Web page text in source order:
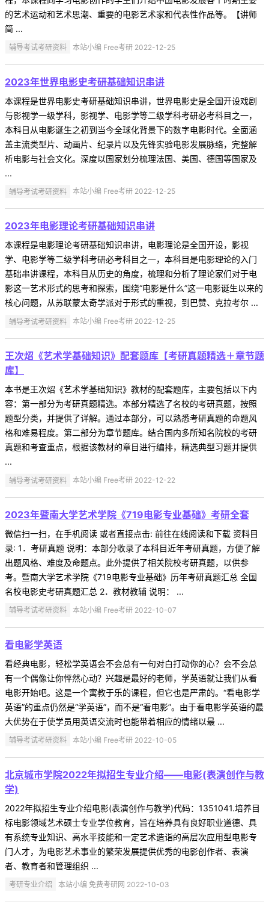
的艺术运动和艺术思潮、重要的电影艺术家和代表性作品等。【讲师
简 ...
辅导考试考研资料 本站小编 Free考研 2022-12-25
2023年世界电影史考研基础知识串讲
本课程是世界电影史考研基础知识串讲，世界电影史是全国开设戏剧
与影视学一级学科，影视学、电影学等二级学科考研必考科目之一，
本科目从电影诞生之初到当今全球化背景下的数字电影时代。全面涵
盖主流类型片、动画片、纪录片以及先锋实验电影发展脉络，完整解
析电影与社会文化。深度以国家划分梳理法国、美国、德国等国家及
...
辅导考试考研资料 本站小编 Free考研 2022-12-25
2023年电影理论考研基础知识串讲
本课程是电影理论考研基础知识串讲，电影理论是全国开设，影视
学、电影学等二级学科考研必考科目之一，本科目是电影理论的入门
基础串讲课程，本科目从历史的角度，梳理和分析了理论家们对于电
影这一艺术形式的思考和探索，围绕“电影是什么”这一电影诞生以来的
核心问题，从苏联蒙太奇学派对于形式的重视，到巴赞、克拉考尔 ...
辅导考试考研资料 本站小编 Free考研 2022-12-25
王次炤《艺术学基础知识》配套题库【考研真题精选＋章节题
库】
本书是王次炤《艺术学基础知识》教材的配套题库，主要包括以下内
容：第一部分为考研真题精选。本部分精选了名校的考研真题，按照
题型分类，并提供了详解。通过本部分，可以熟悉考研真题的命题风
格和难易程度。第二部分为章节题库。结合国内多所知名院校的考研
真题和考查重点，根据该教材的章目进行编排，精选典型习题并提供
...
辅导考试考研资料 本站小编 Free考研 2022-12-22
2023年暨南大学艺术学院《719电影专业基础》考研全套
微信扫一扫，在手机阅读 或者直接点击: 前往在线阅读和下载 资料目
录: 1．考研真题 说明：本部分收录了本科目近年考研真题，方便了解
出题风格、难度及命题点。此外提供了相关院校考研真题，以供参
考。暨南大学艺术学院《719电影专业基础》历年考研真题汇总 全国
名校电影史考研真题汇总 2．教材教辅 说明： ...
辅导考试考研资料 本站小编 Free考研 2022-10-07
看电影学英语
看经典电影，轻松学英语会不会总有一句对白打动你的心？会不会总
有一个偶像让你怦然心动？兴趣是最好的老师，学英语就让我们从看
电影开始吧。这是一个寓教于乐的课程，但它也是严肃的。“看电影学
英语”的重点仍然是“学英语”，而不是“看电影”。由于看电影学英语的最
大优势在于使学员用英语交流时也能带着相应的情绪以最 ...
辅导考试考研资料 本站小编 Free考研 2022-10-05
北京城市学院2022年拟招生专业介绍——电影(表演创作与教
学)
2022年拟招生专业介绍电影(表演创作与教学)代码：1351041.培养目
标电影领域艺术硕士专业学位教育，旨在培养具有良好职业道德、具
有系统专业知识、高水平技能和一定艺术造诣的高层次应用型电影专
门人才，为电影艺术事业的繁荣发展提供优秀的电影创作者、表演
者、教育者和管理组织 ...
考研专业介绍 本站小编 免费考研网 2022-10-03